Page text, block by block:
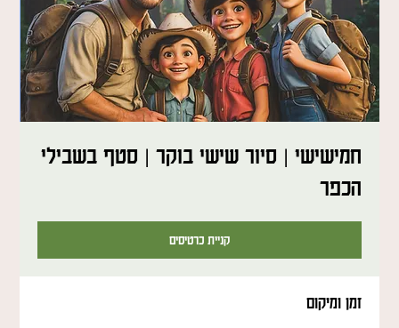
חמישישי | סיור שישי בוקר | סטף בשבילי
הכפר
קניית כרטיסים
זמן ומיקום